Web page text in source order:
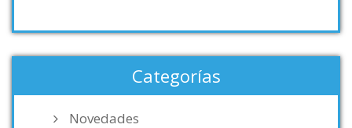
Categorías
Novedades